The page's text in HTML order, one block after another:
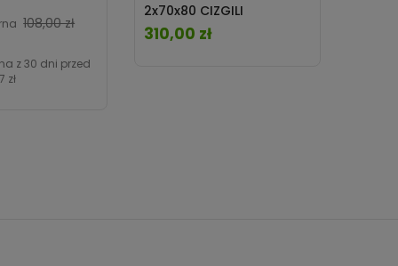
108,00 zł
z 30 dni przed
zł
2x70x80 CIZGILI
anthracite Darymex
Cena
310,00 zł